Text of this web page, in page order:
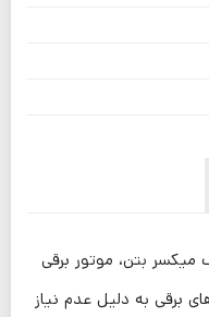
میکسر بتن، موتور برقی
برقی به دلیل عدم نیاز